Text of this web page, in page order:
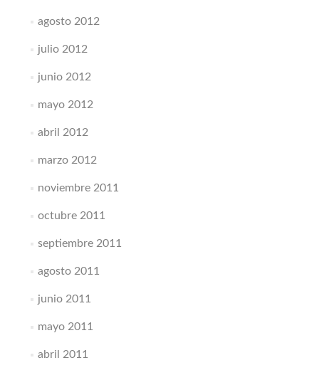
agosto 2012
julio 2012
junio 2012
mayo 2012
abril 2012
marzo 2012
noviembre 2011
octubre 2011
septiembre 2011
agosto 2011
junio 2011
mayo 2011
abril 2011